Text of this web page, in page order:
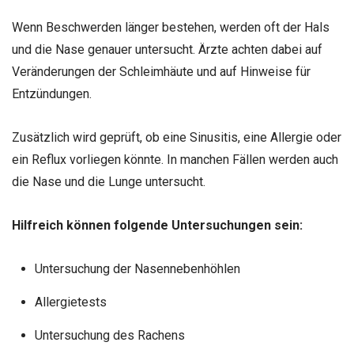
Wenn Beschwerden länger bestehen, werden oft der Hals
und die Nase genauer untersucht. Ärzte achten dabei auf
Veränderungen der Schleimhäute und auf Hinweise für
Entzündungen.
Zusätzlich wird geprüft, ob eine Sinusitis, eine Allergie oder
ein Reflux vorliegen könnte. In manchen Fällen werden auch
die Nase und die Lunge untersucht.
Hilfreich können folgende Untersuchungen sein:
Untersuchung der Nasennebenhöhlen
Allergietests
Untersuchung des Rachens